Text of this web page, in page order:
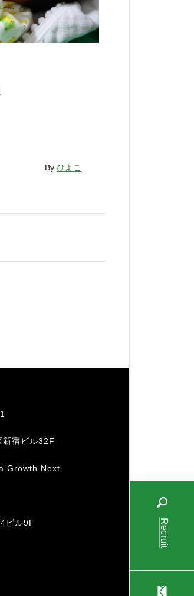
Recruit
Byひよこ
宿ビル32F
Growth Next
ビル9F